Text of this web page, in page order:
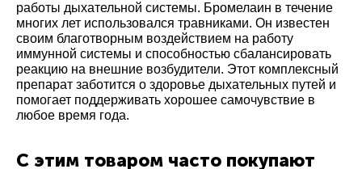
работы дыхательной системы. Бромелаин в течение
многих лет использовался травниками. Он известен
своим благотворным воздействием на работу
иммунной системы и способностью сбалансировать
реакцию на внешние возбудители. Этот комплексный
препарат заботится о здоровье дыхательных путей и
помогает поддерживать хорошее самочувствие в
любое время года.
С этим товаром часто покупают